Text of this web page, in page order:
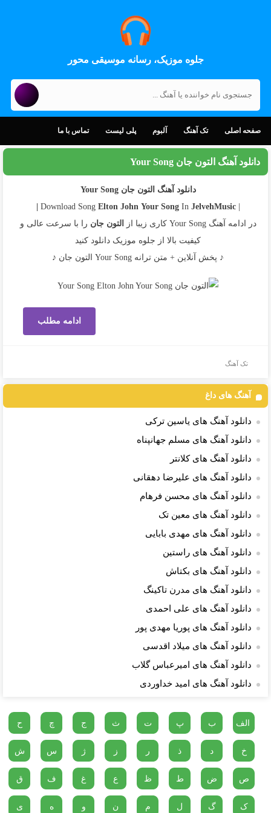
جلوه موزیک، رسانه موسیقی محور
صفحه اصلی تک آهنگ آلبوم پلی لیست تماس با ما
دانلود آهنگ التون جان Your Song
دانلود آهنگ التون جان Your Song
| Download Song
Elton John Your SongIn JelvehMusic |
در ادامه آهنگ Your Song کاری زیبا از
التون جان را با سرعت عالی و
کیفیت بالا از جلوه موزیک دانلود کنید
♪ پخش آنلاین + متن ترانه Your Song التون جان ♪
ادامه مطلب
تک آهنگ
آهنگ های داغ
دانلود آهنگ های یاسین ترکی
دانلود آهنگ های مسلم جهانپناه
دانلود آهنگ های کلانتر
دانلود آهنگ های علیرضا دهقانی
دانلود آهنگ های محسن فرهام
دانلود آهنگ های معین تک
دانلود آهنگ های مهدی بابایی
دانلود آهنگ های راستین
دانلود آهنگ های بکتاش
دانلود آهنگ های مدرن تاکینگ
دانلود آهنگ های علی احمدی
دانلود آهنگ های پوریا مهدی پور
دانلود آهنگ های میلاد اقدسی
دانلود آهنگ های امیرعباس گلاب
دانلود آهنگ های امید خداوردی
الف ب پ ت ث ج چ ح
خ د ذ ر ز ژ س ش
ص ض ط ظ ع غ ف ق
ک گ ل م ن و ه ی